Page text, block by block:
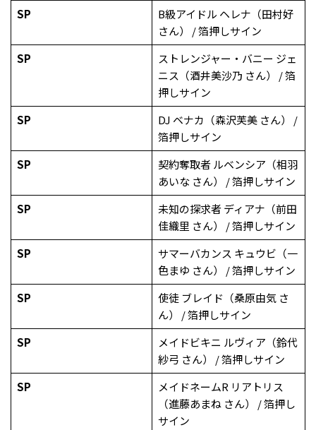
SP
B級アイドル ヘレナ（田村好
さん） / 箔押しサイン
SP
ストレンジャー・バニー ジェ
ニス（酒井美沙乃 さん） / 箔
押しサイン
SP
DJ ベナカ（森沢芙美 さん） /
箔押しサイン
SP
契約奪取者 ルベンシア（相羽
あいな さん） / 箔押しサイン
SP
未知の探求者 ディアナ（前田
佳織里 さん） / 箔押しサイン
SP
サマーバカンス キュウビ（一
色まゆ さん） / 箔押しサイン
SP
使徒 ブレイド（桑原由気 さ
ん） / 箔押しサイン
SP
メイドビキニ ルヴィア（鈴代
紗弓 さん） / 箔押しサイン
SP
メイドネームR リアトリス
（進藤あまね さん） / 箔押し
サイン